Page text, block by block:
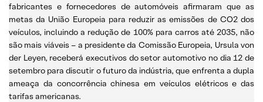
fabricantes e fornecedores de automóveis afirmaram que as
metas da União Europeia para reduzir as emissões de CO2 dos
veículos, incluindo a redução de 100% para carros até 2035, não
são mais viáveis – a presidente da Comissão Europeia, Ursula von
der Leyen, receberá executivos do setor automotivo no dia 12 de
setembro para discutir o futuro da indústria, que enfrenta a dupla
ameaça da concorrência chinesa em veículos elétricos e das
tarifas americanas.